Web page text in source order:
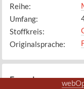
Reihe:
Umfang:
Stoffkreis:
Originalsprache:
Exemplare